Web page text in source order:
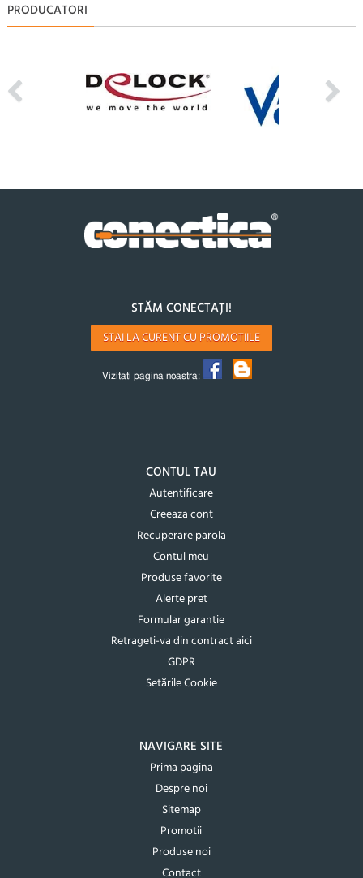
PRODUCATORI
STĂM CONECTAȚI!
STAI LA CURENT CU PROMOTIILE
Vizitati pagina noastra:
CONTUL TAU
Autentificare
Creeaza cont
Recuperare parola
Contul meu
Produse favorite
Alerte pret
Formular garantie
Retrageti-va din contract aici
GDPR
Setările Cookie
NAVIGARE SITE
Prima pagina
Despre noi
Sitemap
Promotii
Produse noi
Contact